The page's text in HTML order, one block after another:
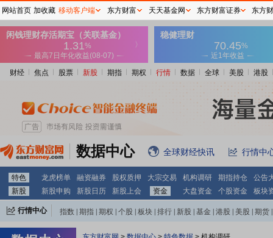
财经 焦点 股票 新股 期指 期权 行情 数据 全球 美股 港股
数据中心 全球财经快讯 行情中
特色 龙虎榜单 融资融券 股权质押 大宗交易 机构调研 期指持仓
公告
新股
新股申购 新股日历 新股上会 资金 大盘资金 个股资金 板块
行情中心 指数 期指 期权 个股 板块 排行 新股 基金 港股 美股 期货
网站首页 加收藏 移动客户端 东方财富 天天基金网 东方财富证券 东方